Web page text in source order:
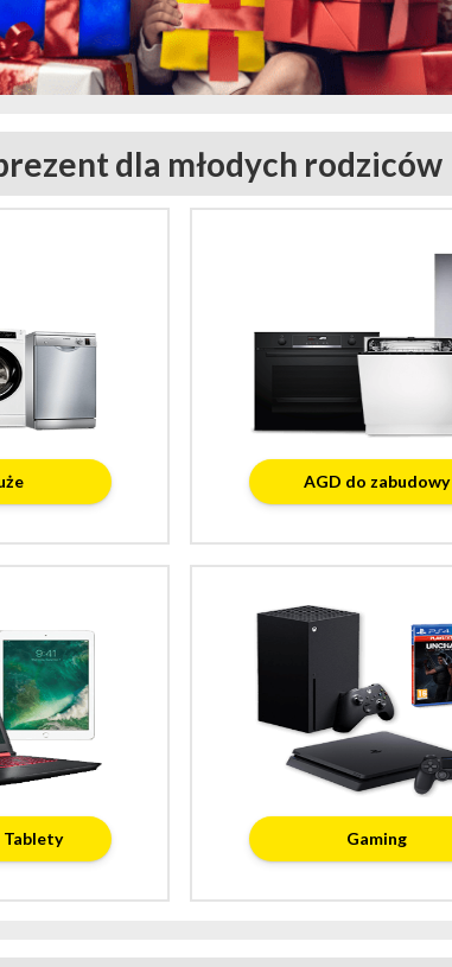
dla młodych rodziców
AGD do zabudowy
Tablety Gaming